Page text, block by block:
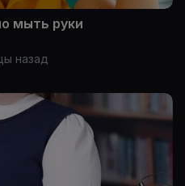
мыть руки
назад